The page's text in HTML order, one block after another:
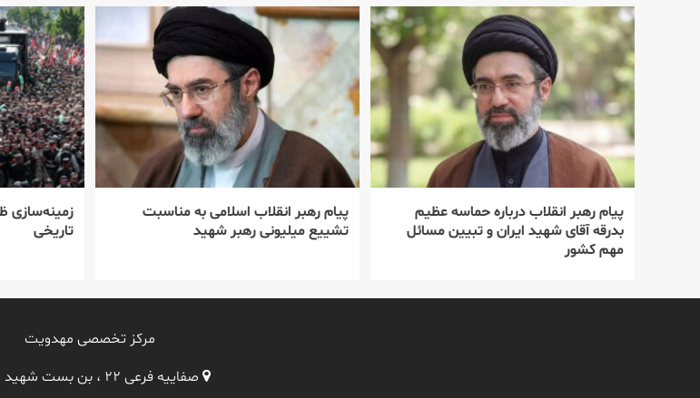
پیام رهبر انقلاب درباره حماسه عظیم
بدرقه آقای شهید ایران و تبیین مسائل
مهم کشور
پیام رهبر انقلاب اسلامی به مناسبت
تشییع میلیونی رهبر شهید
زمینه‌سازی
تاریخی
مرکز تخصصی مهدویت
صفاییه فرعی ۲۲ ، بن بست شهید علیان